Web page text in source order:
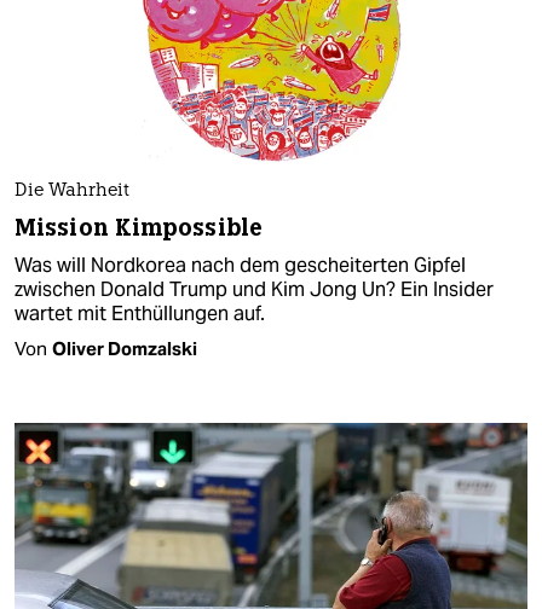
Die Wahrheit
Mission Kimpossible
Was will Nordkorea nach dem gescheiterten Gipfel
zwischen Donald Trump und Kim Jong Un? Ein Insider
wartet mit Enthüllungen auf.
Von Oliver Domzalski